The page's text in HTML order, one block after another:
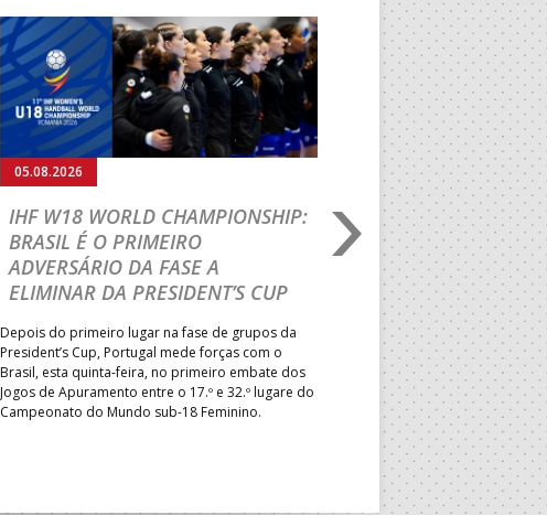
05.08.2026
IHF W18 WORLD CHAMPIONSHIP:
BRASIL É O PRIMEIRO
ADVERSÁRIO DA FASE A
ELIMINAR DA PRESIDENT’S CUP
Depois do primeiro lugar na fase de grupos da
President’s Cup, Portugal mede forças com o
Brasil, esta quinta-feira, no primeiro embate dos
Jogos de Apuramento entre o 17.º e 32.º lugare do
Campeonato do Mundo sub-18 Feminino.
05.08.2026
IHF W18 WORLD
JOÃO VAREJÃO
CURSO
TREINADORES NA
Treinador português João
integrado na EHF Experts
preletores convidados pela
de Andebol, em Pitești,
de 400 treinadores.
Seguinte